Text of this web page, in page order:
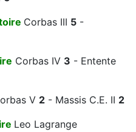
Corbas III 5 -
Corbas IV 3 - Entente
V 2 - Massis C.E. II 2
Leo Lagrange